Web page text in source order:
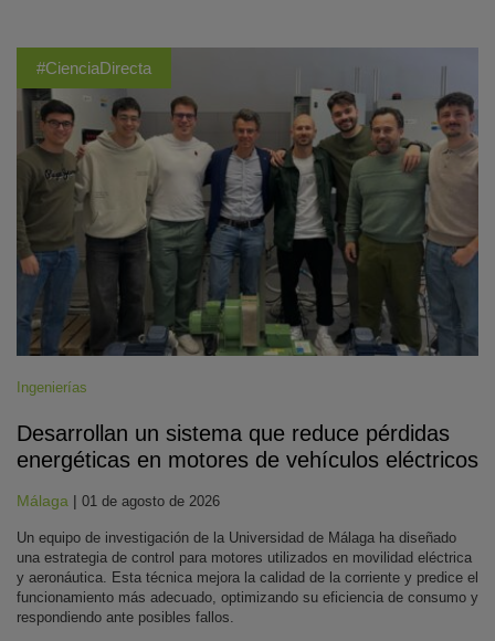
#CienciaDirecta
Ingenierías
Desarrollan un sistema que reduce pérdidas
energéticas en motores de vehículos eléctricos
Málaga | 01 de agosto de 2026
Un equipo de investigación de la Universidad de Málaga ha diseñado
una estrategia de control para motores utilizados en movilidad eléctrica
y aeronáutica. Esta técnica mejora la calidad de la corriente y predice el
funcionamiento más adecuado, optimizando su eficiencia de consumo y
respondiendo ante posibles fallos.